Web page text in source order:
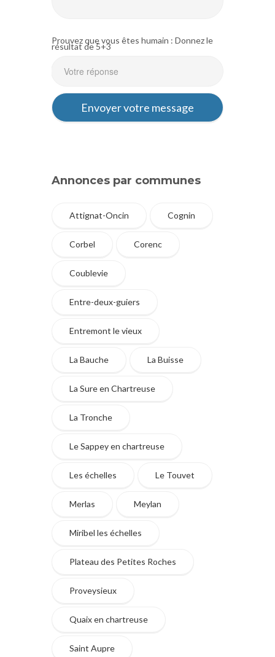
Prouvez que vous êtes humain : Donnez le
résultat de 5+3
Annonces par communes
Attignat-Oncin Cognin
Corbel Corenc
Coublevie
Entre-deux-guiers
Entremont le vieux
La Bauche La Buisse
La Sure en Chartreuse
La Tronche
Le Sappey en chartreuse
Les échelles Le Touvet
Merlas Meylan
Miribel les échelles
Plateau des Petites Roches
Proveysieux
Quaix en chartreuse
Saint Aupre